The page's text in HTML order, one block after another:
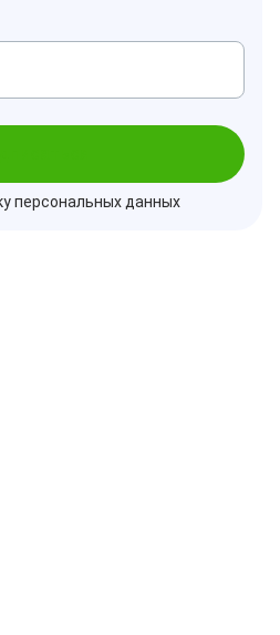
персональных данных